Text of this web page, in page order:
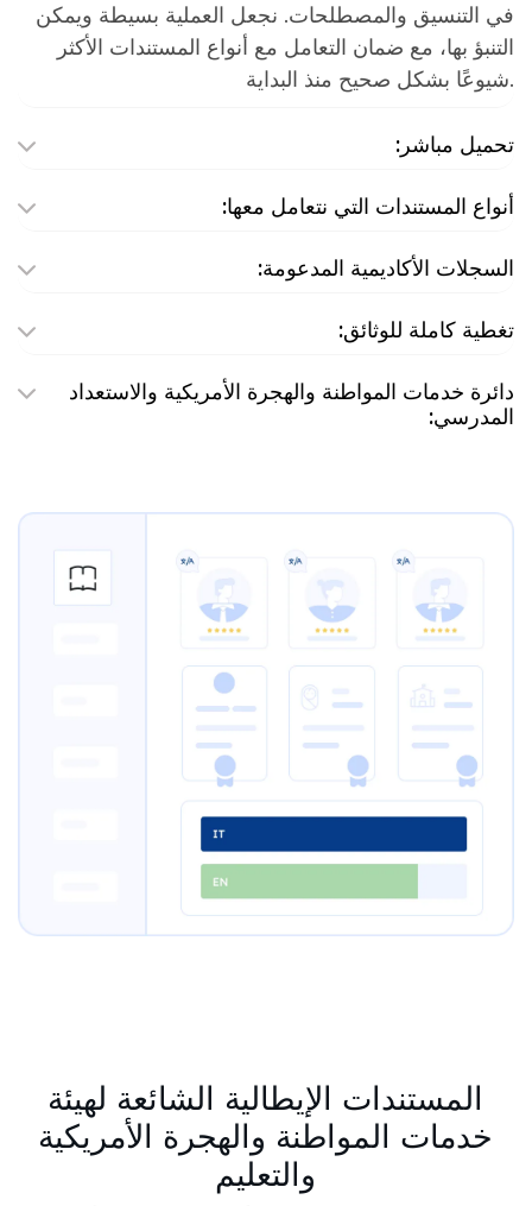
في التنسيق والمصطلحات. نجعل العملية بسيطة ويمكن
التنبؤ بها، مع ضمان التعامل مع أنواع المستندات الأكثر
شيوعًا بشكل صحيح منذ البداية.
تحميل مباشر:
أنواع المستندات التي نتعامل معها:
السجلات الأكاديمية المدعومة:
تغطية كاملة للوثائق:
دائرة خدمات المواطنة والهجرة الأمريكية والاستعداد
المدرسي:
المستندات الإيطالية الشائعة لهيئة
خدمات المواطنة والهجرة الأمريكية
والتعليم